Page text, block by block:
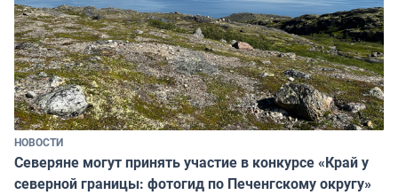
НОВОСТИ
Северяне могут принять участие в конкурсе «Край у
северной границы: фотогид по Печенгскому округу»